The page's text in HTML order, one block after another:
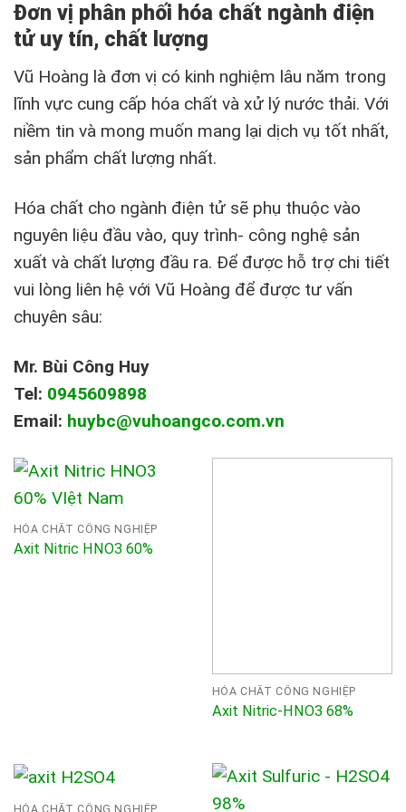
Đơn vị phân phối hóa chất ngành điện
tử uy tín, chất lượng
Vũ Hoàng là đơn vị có kinh nghiệm lâu năm trong
lĩnh vực cung cấp hóa chất và xử lý nước thải. Với
niềm tin và mong muốn mang lại dịch vụ tốt nhất,
sản phẩm chất lượng nhất.
Hóa chất cho ngành điện tử sẽ phụ thuộc vào
nguyên liệu đầu vào, quy trình- công nghệ sản
xuất và chất lượng đầu ra. Để được hỗ trợ chi tiết
vui lòng liên hệ với Vũ Hoàng để được tư vấn
chuyên sâu:
Mr. Bùi Công Huy
Tel: 0945609898
Email: huybc@vuhoangco.com.vn
HÓA CHẤT CÔNG NGHIỆP
Axit Nitric HNO3 60%
HÓA CHẤT CÔNG NGHIỆP
Axit Nitric-HNO3 68%
HÓA CHẤT CÔNG NGHIỆP